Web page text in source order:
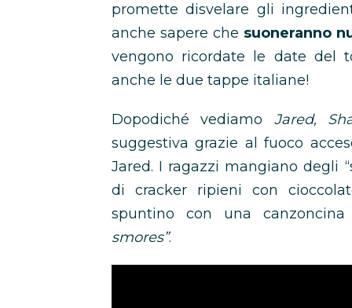
promette disvelare gli
anche sapere che suoneranno
vengono ricordate le date del
anche le due tappe italiane!
Dopodiché vediamo Jared,
suggestiva grazie al fuoco
Jared. I ragazzi mangiano degli
di cracker ripieni con
spuntino con una
smores”.